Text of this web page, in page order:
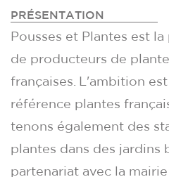
PRÉSENTATION
Pousses et Plantes est
de producteurs de
françaises. L'ambition
référence plantes
tenons également des
plantes dans des jardins
partenariat avec la